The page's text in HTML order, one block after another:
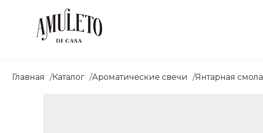
Главная Каталог Ароматические свечи Янтарная смола